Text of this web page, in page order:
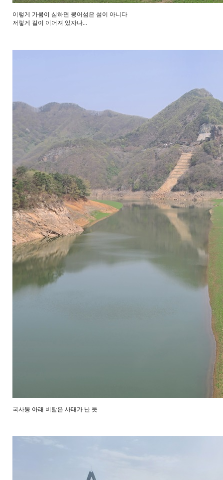
이렇게 가뭄이 심하면 붕어섬은 섬이 아니다
저렇게 길이 이어져 있자나...
국사봉 아래 비탈은 사태가 난 듯